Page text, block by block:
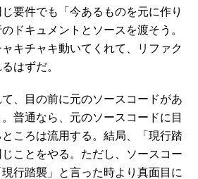
要件でも「今あるものを元に作り
ドキュメントとソースを渡そう。
ャキチャキ動いてくれて、リファク
はずだ。
て、目の前に元のソースコードがあ
普通なら、元のソースコードに目
ころは流用する。結局、「現行踏
ことをやる。ただし、ソースコー
行踏襲」と言った時より真面目に